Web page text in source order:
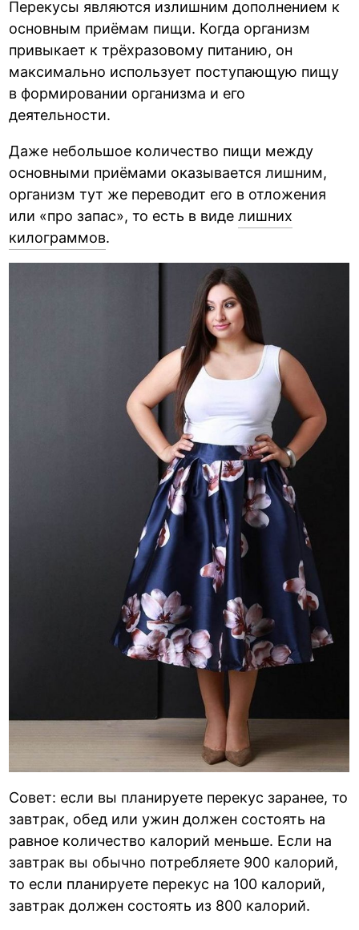
Перекусы являются излишним дополнением к
основным приёмам пищи. Когда организм
привыкает к трёхразовому питанию, он
максимально использует поступающую пищу
в формировании организма и его
деятельности.
Даже небольшое количество пищи между
основными приёмами оказывается лишним,
организм тут же переводит его в отложения
или «про запас», то есть в виделишних
килограммов.
Совет: если вы планируете перекус заранее, то
завтрак, обед или ужин должен состоять на
равное количество калорий меньше. Если на
завтрак вы обычно потребляете 900 калорий,
то если планируете перекус на 100 калорий,
завтрак должен состоять из 800 калорий.